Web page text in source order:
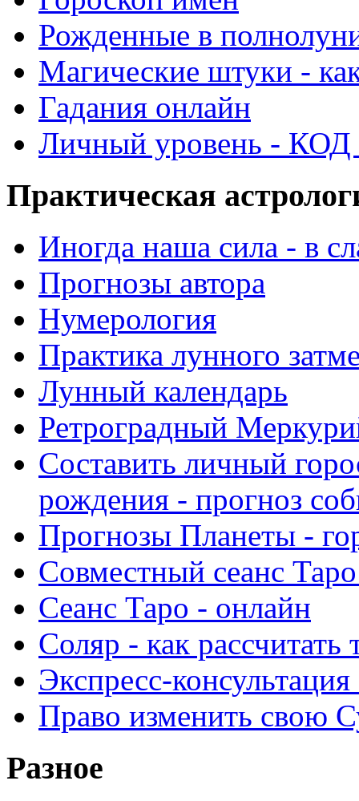
Рожденные в
Магические штуки -
Гадания онлайн
Личный уровень - КОД
Практическая
Иногда наша сила - в
Прогнозы автора
Нумерология
Практика лунного
Лунный календарь
Ретроградный
Составить личный
рождения - прогноз
Прогнозы Планеты -
Совместный сеанс
Сеанс Таро - онлайн
Соляр - как
Экспресс-
Право изменить свою
Разное